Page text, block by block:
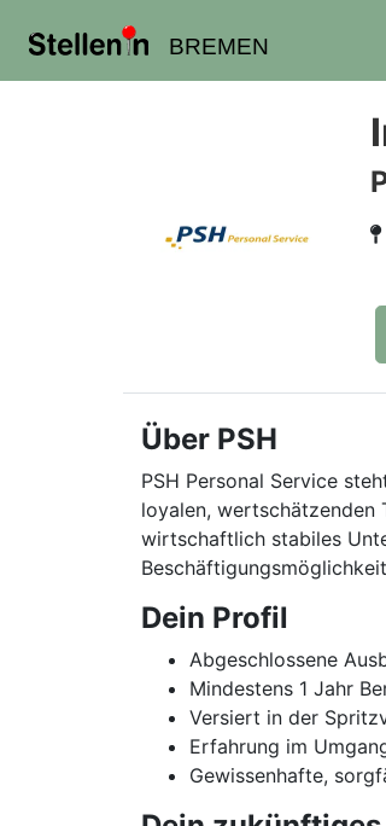
BREMEN
Über PSH
PSH Personal Service
loyalen, wertschätzenden
wirtschaftlich stabiles
Dein Profil
Abgeschlossene
Mindestens 1 Jahr
Versiert in der
Erfahrung im
Gewissenhafte,